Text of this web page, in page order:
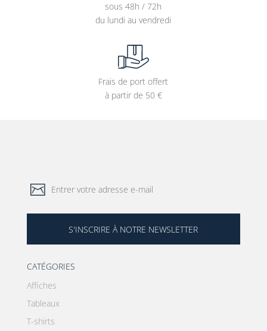
sous 48h / 72h
du lundi au vendredi
Frais de port offert
à partir de 50 €
S'INSCRIRE À NOTRE NEWSLETTER
CATÉGORIES
Affiches
Tableaux
T-shirts